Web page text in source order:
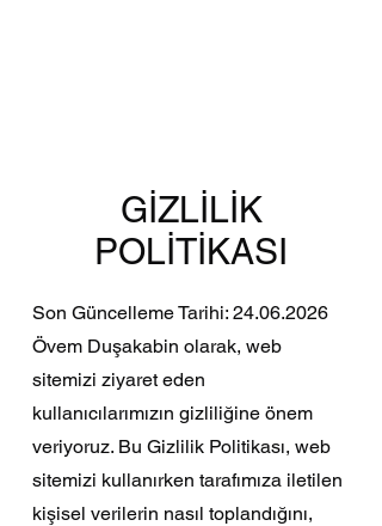
GİZLİLİK
POLİTİKASI
Son Güncelleme Tarihi: 24.06.2026
Övem Duşakabin olarak, web
sitemizi ziyaret eden
kullanıcılarımızın gizliliğine önem
veriyoruz. Bu Gizlilik Politikası, web
sitemizi kullanırken tarafımıza iletilen
kişisel verilerin nasıl toplandığını,